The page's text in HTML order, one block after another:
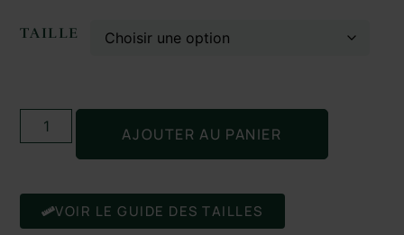
TAILLE
AJOUTER AU PANIER
VOIR LE GUIDE DES TAILLES